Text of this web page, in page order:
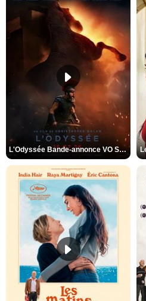
L'Odyssée Bande-annonce VO STFR